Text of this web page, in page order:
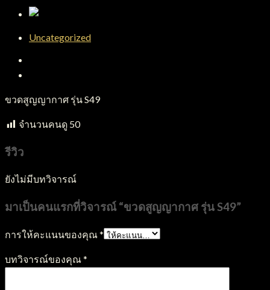
Uncategorized
ขวดสูญญากาศ รุ่น S49
จำนวนคนดู 50
รีวิว
ยังไม่มีบทวิจารณ์
มาเป็นคนแรกที่วิจารณ์ “ขวดสูญญากาศ รุ่น S49”
การให้คะแนนของคุณ*
บทวิจารณ์ของคุณ*